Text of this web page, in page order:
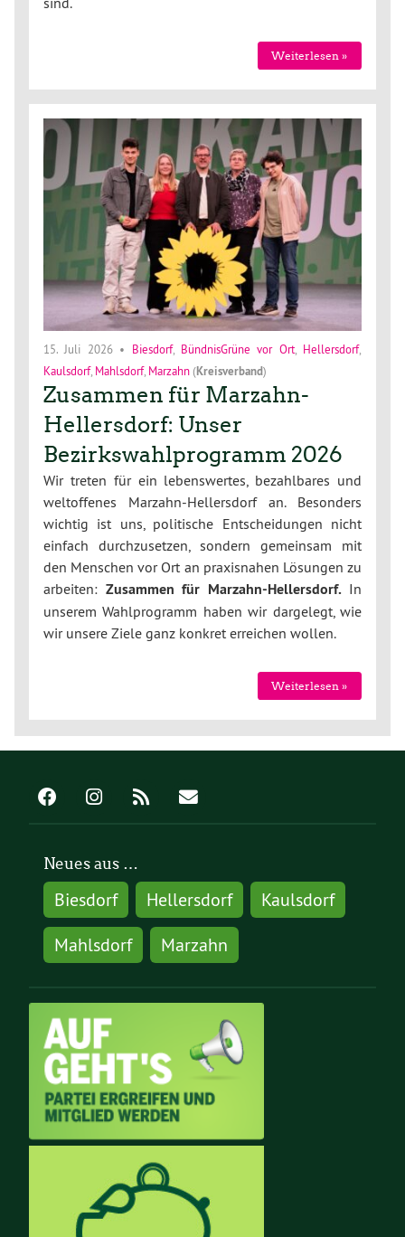
Weiterlesen »
15. Juli 2026• Biesdorf, BündnisGrüne vor Ort, Hellersdorf,
Kaulsdorf, Mahlsdorf, Marzahn (Kreisverband)
Zusammen für Marzahn-
Hellersdorf: Unser
Bezirkswahlprogramm 2026
Wir treten für ein lebenswertes, bezahlbares und
weltoffenes Marzahn-Hellersdorf an. Besonders
wichtig ist uns, politische Entscheidungen nicht
einfach durchzusetzen, sondern gemeinsam mit
den Menschen vor Ort an praxisnahen Lösungen zu
arbeiten: Zusammen für Marzahn-Hellersdorf.In
unserem Wahlprogramm haben wir dargelegt, wie
wir unsere Ziele ganz konkret erreichen wollen.
Weiterlesen »
Neues aus …
Biesdorf Hellersdorf
Kaulsdorf
Mahlsdorf
Marzahn